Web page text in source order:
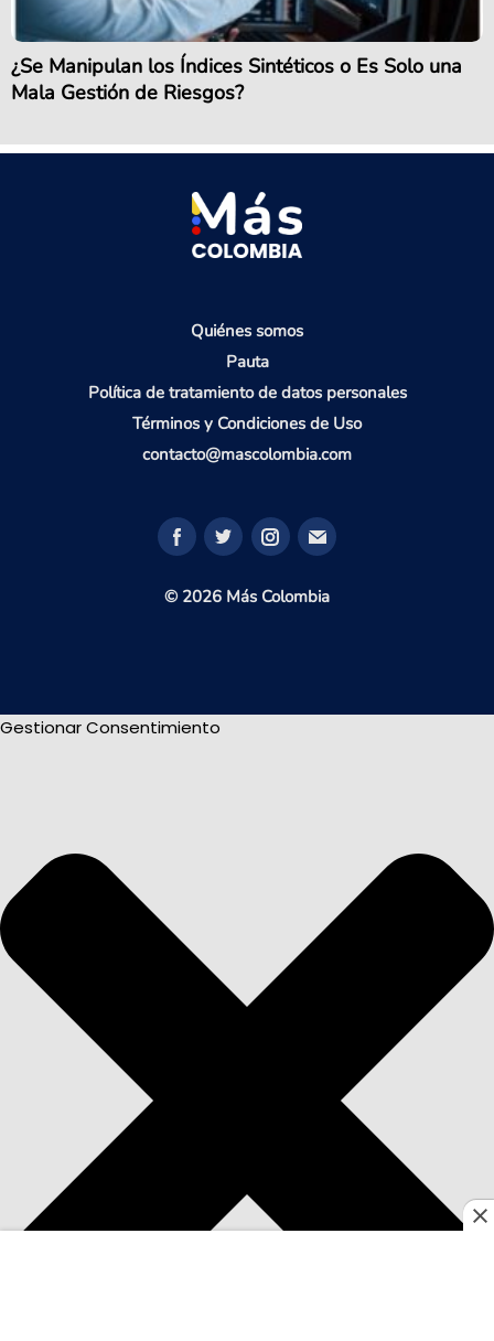
¿Se Manipulan los Índices Sintéticos o Es Solo una
Mala Gestión de Riesgos?
Quiénes somos
Pauta
Política de tratamiento de datos personales
Términos y Condiciones de Uso
contacto@mascolombia.com
© 2026 Más Colombia
Gestionar Consentimiento